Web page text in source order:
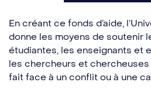
En créant ce fonds d’aide,
donne les moyens de soutenir
étudiantes, les enseignants et
les chercheurs et chercheuses
fait face à un conflit ou à une